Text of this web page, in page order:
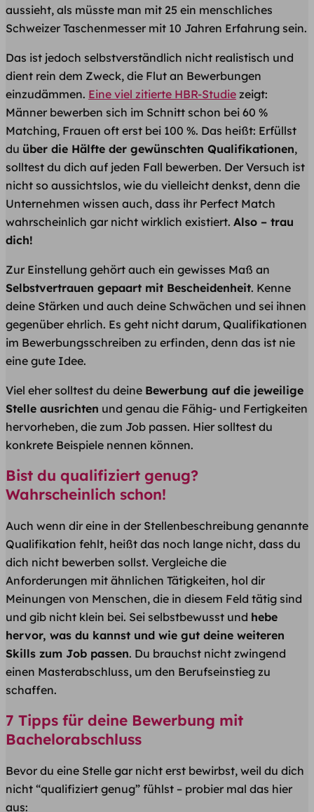
aussieht, als müsste man mit 25 ein menschliches
Schweizer Taschenmesser mit 10 Jahren Erfahrung sein.
Das ist jedoch selbstverständlich nicht realistisch und
dient rein dem Zweck, die Flut an Bewerbungen
einzudämmen. Eine viel zitierte HBR-Studie zeigt:
Männer bewerben sich im Schnitt schon bei 60 %
Matching, Frauen oft erst bei 100 %. Das heißt: Erfüllst
du über die Hälfte der gewünschten Qualifikationen,
solltest du dich auf jeden Fall bewerben. Der Versuch ist
nicht so aussichtslos, wie du vielleicht denkst, denn die
Unternehmen wissen auch, dass ihr Perfect Match
wahrscheinlich gar nicht wirklich existiert. Also – trau
dich!
Zur Einstellung gehört auch ein gewisses Maß an
Selbstvertrauen gepaart mit Bescheidenheit. Kenne
deine Stärken und auch deine Schwächen und sei ihnen
gegenüber ehrlich. Es geht nicht darum, Qualifikationen
im Bewerbungsschreiben zu erfinden, denn das ist nie
eine gute Idee.
Viel eher solltest du deine Bewerbung auf die jeweilige
Stelle ausrichten und genau die Fähig- und Fertigkeiten
hervorheben, die zum Job passen. Hier solltest du
konkrete Beispiele nennen können.
Bist du qualifiziert genug?
Wahrscheinlich schon!
Auch wenn dir eine in der Stellenbeschreibung genannte
Qualifikation fehlt, heißt das noch lange nicht, dass du
dich nicht bewerben sollst. Vergleiche die
Anforderungen mit ähnlichen Tätigkeiten, hol dir
Meinungen von Menschen, die in diesem Feld tätig sind
und gib nicht klein bei. Sei selbstbewusst und hebe
hervor, was du kannst und wie gut deine weiteren
Skills zum Job passen. Du brauchst nicht zwingend
einen Masterabschluss, um den Berufseinstieg zu
schaffen.
7 Tipps für deine Bewerbung mit
Bachelorabschluss
Bevor du eine Stelle gar nicht erst bewirbst, weil du dich
nicht “qualifiziert genug” fühlst – probier mal das hier
aus: